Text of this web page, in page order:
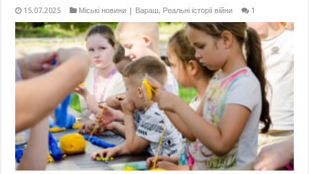
15.07.2025 Міські новини | Вараш, Реальні історії війни 1